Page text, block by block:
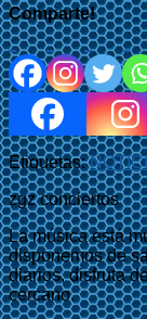
Comparte!
Etiquetas:
zgz conciertos
La música está
disponemos de
diarios, disfruta
cercano.